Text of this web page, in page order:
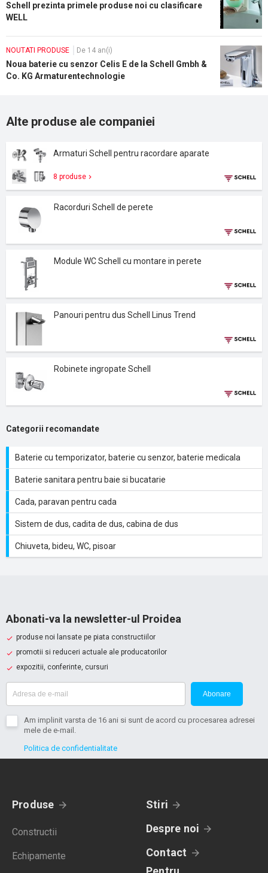
Schell prezinta primele produse noi cu clasificare
WELL
NOUTATI PRODUSE De 14 an(i)
Noua baterie cu senzor Celis E de la Schell Gmbh &
Co. KG Armaturentechnologie
Alte produse ale companiei
Armaturi Schell pentru racordare aparate
8 produse
Racorduri Schell de perete
Module WC Schell cu montare in perete
Panouri pentru dus Schell Linus Trend
Robinete ingropate Schell
Categorii recomandate
Baterie cu temporizator, baterie cu senzor, baterie medicala
Baterie sanitara pentru baie si bucatarie
Cada, paravan pentru cada
Sistem de dus, cadita de dus, cabina de dus
Chiuveta, bideu, WC, pisoar
Abonati-va la newsletter-ul Proidea
produse noi lansate pe piata constructiilor
promotii si reduceri actuale ale producatorilor
expozitii, conferinte, cursuri
Abonare
Am implinit varsta de 16 ani si sunt de acord cu procesarea adresei
mele de e-mail.
Politica de confidentialitate
Produse
Constructii
Echipamente
Stiri
Despre noi
Contact